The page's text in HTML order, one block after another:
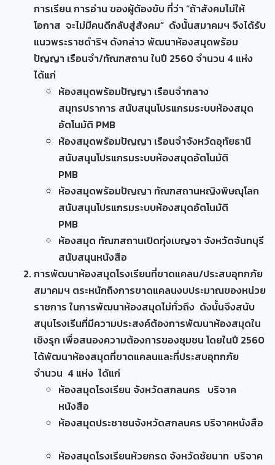
การเรียน การอ่าน ของผู้ต้องขับ ที่ว่า “ถ้าสังคมไม่ให้
โอกาส จะไม่มีคนดีกลับสู่สังคม” ดังนั้นสมาคมฯ จึงได้รับ
แนวพระราชดำริฯ ดังกล่าว พัฒนาห้องสมุดพร้อม
ปัญญา เรือนจำ/ทัณฑสถาน ในปี 2560 จำนวน 4 แห่ง
ได้แก่
ห้องสมุดพร้อมปัญญา เรือนจำกลาง
สมุทรปราการ สนับสนุนโปรแกรมระบบห้องสมุด
อัตโนมัติ PMB
ห้องสมุดพร้อมปัญญา เรือนจำจังหวัดอุทัยธานี
สนับสนุนโปรแกรมระบบห้องสมุดอัตโนมัติ
PMB
ห้องสมุดพร้อมปัญญา ทัณฑสถานหญิงพิษณุโลก
สนับสนุนโปรแกรมระบบห้องสมุดอัตโนมัติ
PMB
ห้องสมุด ทัณฑสถานเปิดทุ่งเบญจา จังหวัดจันทบุรี
สนับสนุนหนังสือ
การพัฒนาห้องสมุดโรงเรียนที่ขาดแคลน/ประสบอุทกภัย
สมาคมฯ ตระหนักถึงการขาดแคลนงบประมาณของหน่วย
ราชการ ในการพัฒนาห้องสมุดไม่ทั่วถึง ดังนั้นจึงสนับ
สนุนโรงเรีนที่มีความประสงค์ต้องการพัฒนาห้องสมุดใน
เชิงรุก เพื่อสนองความต้องการของชุมชน โดยในปี 2560
ได้พัฒนาห้องสมุดที่ขาดแคลนและที่ประสบอุทกภัย
จำนวน 4 แห่ง ได้แก่
ห้องสมุดโรงเรียน จังหวัดสกลนคร บริจาค
หนังสือ
ห้องสมุดประชาชนจังหวัดสกลนคร บริจาคหนังสือ
ห้องสมุดโรงเรียนห้วยกรด จังหวัดชัยนาท บริจาค